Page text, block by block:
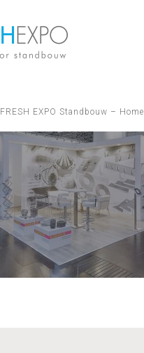
FRESH EXPO Standbouw – Home